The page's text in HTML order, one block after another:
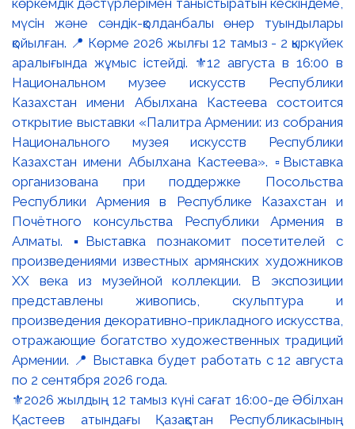
⚜️2026 жылдың 12 тамыз күні сағат 16:00-де Әбілхан
Қастеев атындағы Қазақстан Республикасының